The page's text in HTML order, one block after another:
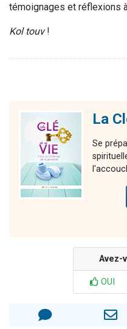
témoignages et réflexions
Kol touv!
La
Se
Avez-
OUI